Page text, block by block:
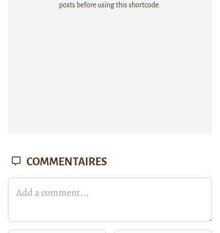
posts before using this shortcode.
COMMENTAIRES